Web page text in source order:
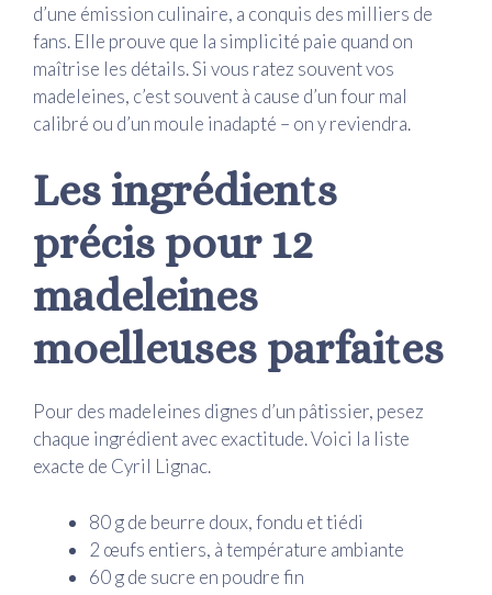
d’une émission culinaire, a conquis des milliers de
fans. Elle prouve que la simplicité paie quand on
maîtrise les détails. Si vous ratez souvent vos
madeleines, c’est souvent à cause d’un four mal
calibré ou d’un moule inadapté – on y reviendra.
Les ingrédients
précis pour 12
madeleines
moelleuses parfaites
Pour des madeleines dignes d’un pâtissier, pesez
chaque ingrédient avec exactitude. Voici la liste
exacte de Cyril Lignac.
80 g de beurre doux, fondu et tiédi
2 œufs entiers, à température ambiante
60 g de sucre en poudre fin